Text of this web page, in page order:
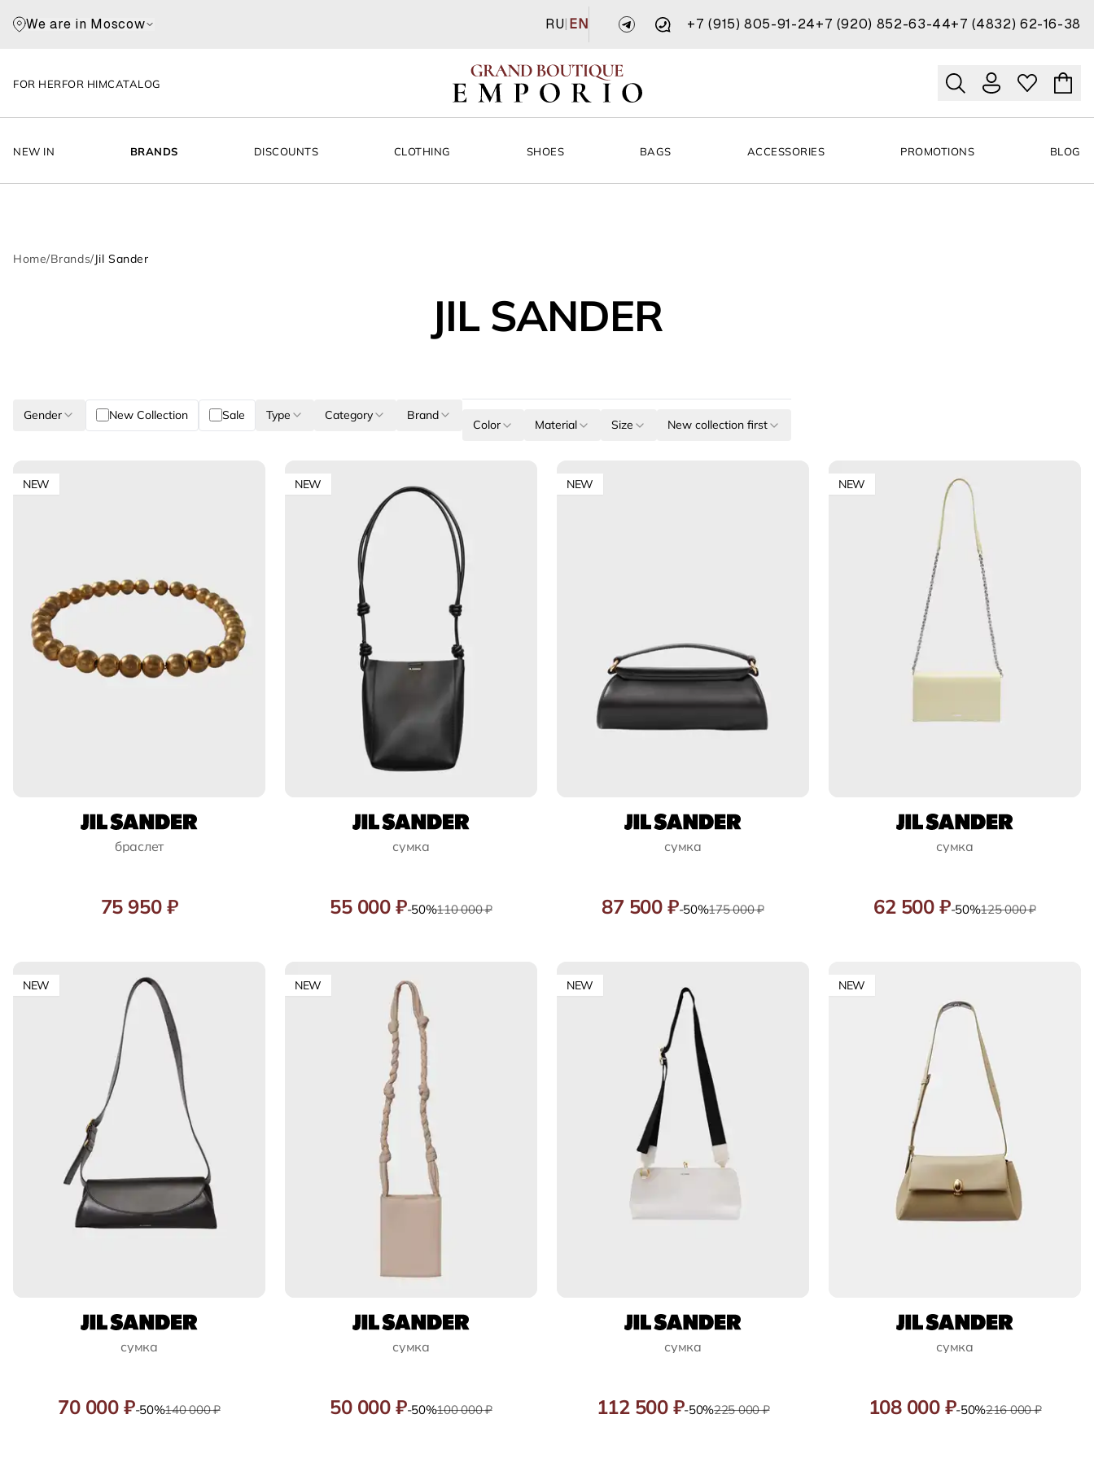
We are in Moscow RU| EN +7 (915) 805-91-24+7 (920) 852-63-44+7 (4832) 62-16-38
FOR HERFOR HIMCATALOG
NEW IN BRANDS DISCOUNTS CLOTHING SHOES BAGS ACCESSORIES PROMOTIONS BLOG
Home/Brands/Jil Sander
JIL SANDER
Gender New Collection Sale Type Category Brand
Color Material Size New collection first
NEW
браслет
75 950 ₽
NEW
сумка
55 000 ₽-50%110 000 ₽
NEW
сумка
87 500 ₽-50%175 000 ₽
NEW
сумка
62 500 ₽-50%125 000 ₽
NEW
сумка
70 000 ₽-50%140 000 ₽
NEW
сумка
50 000 ₽-50%100 000 ₽
NEW
сумка
112 500 ₽-50%225 000 ₽
NEW
сумка
108 000 ₽-50%216 000 ₽